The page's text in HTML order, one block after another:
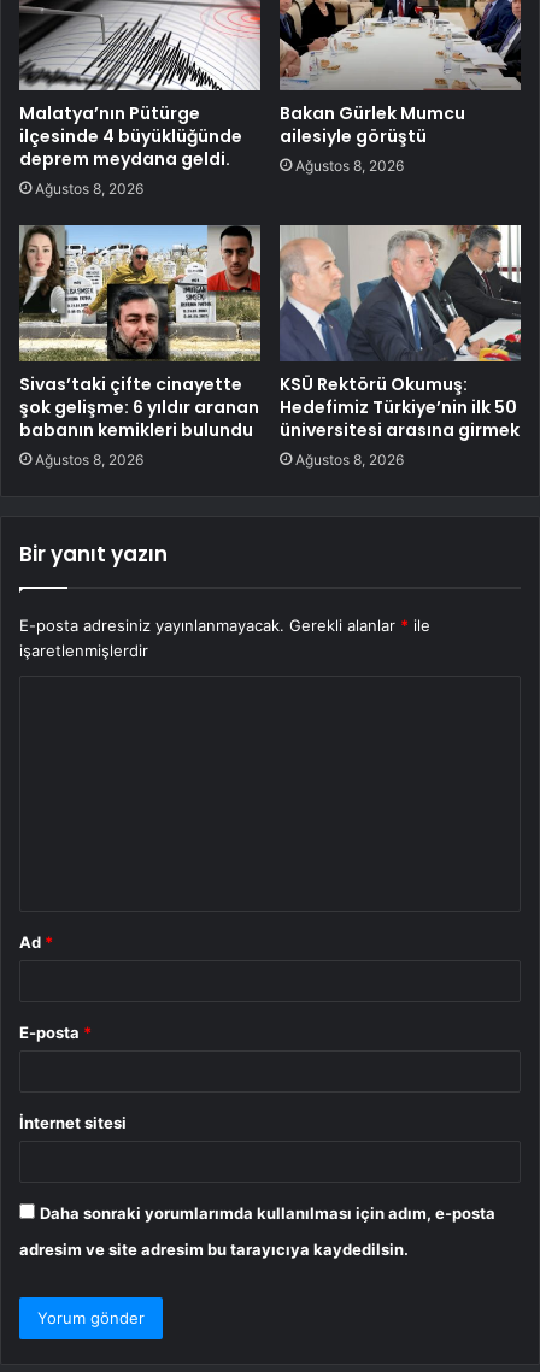
Malatya’nın Pütürge
ilçesinde 4 büyüklüğünde
deprem meydana geldi.
Ağustos 8, 2026
Bakan Gürlek Mumcu
ailesiyle görüştü
Ağustos 8, 2026
Sivas’taki çifte cinayette
şok gelişme: 6 yıldır aranan
babanın kemikleri bulundu
Ağustos 8, 2026
KSÜ Rektörü Okumuş:
Hedefimiz Türkiye’nin ilk 50
üniversitesi arasına girmek
Ağustos 8, 2026
Bir yanıt yazın
E-posta adresiniz yayınlanmayacak. Gerekli alanlar * ile
işaretlenmişlerdir
Ad *
E-posta *
İnternet sitesi
Daha sonraki yorumlarımda kullanılması için adım, e-posta
adresim ve site adresim bu tarayıcıya kaydedilsin.